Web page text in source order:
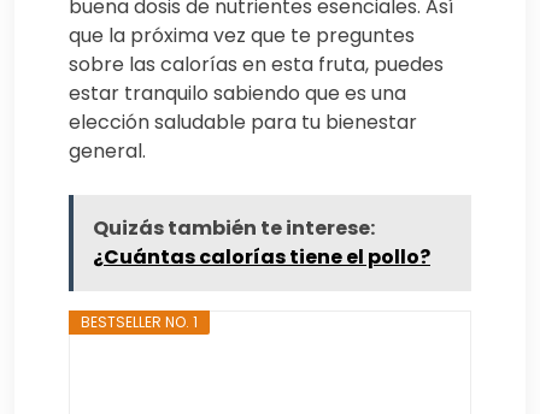
buena dosis de nutrientes esenciales. Así
que la próxima vez que te preguntes
sobre las calorías en esta fruta, puedes
estar tranquilo sabiendo que es una
elección saludable para tu bienestar
general.
Quizás también te interese:
¿Cuántas calorías tiene el pollo?
BESTSELLER NO. 1